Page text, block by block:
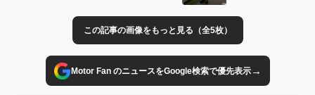
この記事の画像をもっと見る（全5枚）
Motor Fan のニュースをGoogle検索で優先表示→